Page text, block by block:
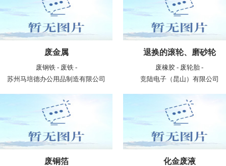
废金属
废钢铁 - 废铁 -
苏州马培德办公用品制造有限公司
退换的滚轮、磨砂轮
废橡胶 - 废轮胎 -
竞陆电子（昆山）有限公司
废铜箔 化金废液